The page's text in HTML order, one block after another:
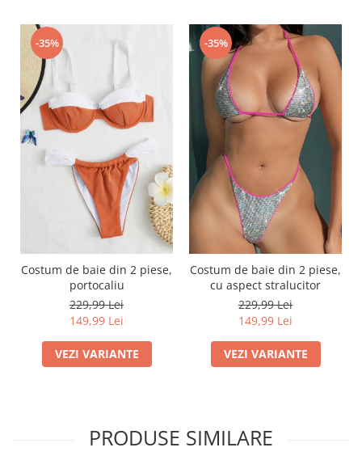
-35%
Costum de baie din 2 piese,
portocaliu
229,99 Lei
149,99 Lei
VEZI VARIANTE
-35%
Costum de baie din 2 piese,
cu aspect stralucitor
229,99 Lei
149,99 Lei
VEZI VARIANTE
PRODUSE SIMILARE